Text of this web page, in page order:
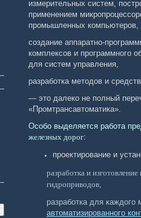
измерительных систем,
применением
промышленных компьютеров,
создание аппаратно-
комплексов и программного
для систем управления,
разработка методов и
— это далеко не полный
«Промтрансавтоматика».
Особо выделяется работа
железных дорог:
проектирование и
разработка и
гидроприводов,
разработка для каждого
автоматизированного